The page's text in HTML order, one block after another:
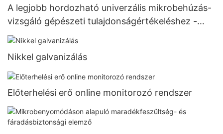
A legjobb hordozható univerzális mikrobehúzás-
vizsgáló gépészeti tulajdonságértékeléshez -
Zhanghua Dryer
Nikkel galvanizálás
Előterhelési erő online monitorozó rendszer